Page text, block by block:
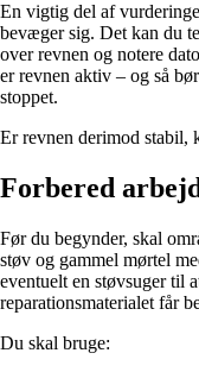
En vigtig del af
bevæger sig. Det kan du
over revnen og notere
er revnen aktiv – og så
stoppet.
Er revnen derimod stabil,
Forbered
Før du begynder, skal
støv og gammel mørtel
eventuelt en støvsuger til
reparationsmaterialet får
Du skal bruge: